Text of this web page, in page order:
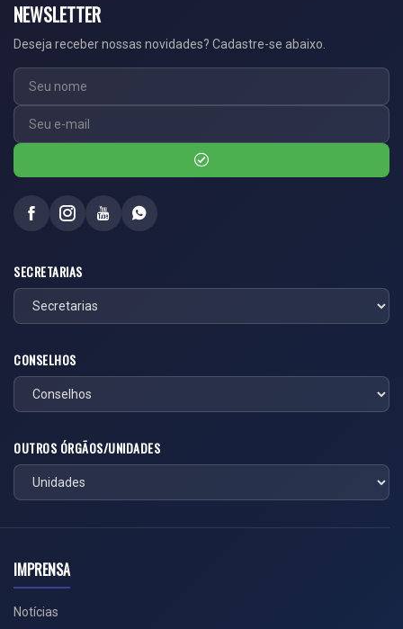
NEWSLETTER
Deseja receber nossas novidades? Cadastre-se abaixo.
SECRETARIAS
CONSELHOS
OUTROS ÓRGÃOS/UNIDADES
IMPRENSA
Notícias